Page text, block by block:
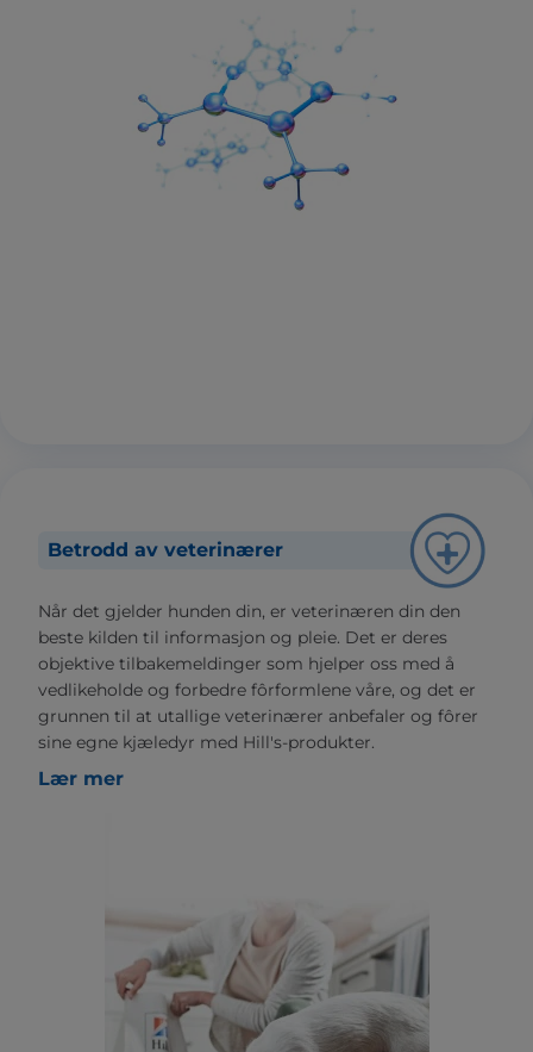
Betrodd av veterinærer
Når det gjelder hunden din, er veterinæren din den
beste kilden til informasjon og pleie. Det er deres
objektive tilbakemeldinger som hjelper oss med å
vedlikeholde og forbedre fôrformlene våre, og det er
grunnen til at utallige veterinærer anbefaler og fôrer
sine egne kjæledyr med Hill's-produkter.
Lær mer